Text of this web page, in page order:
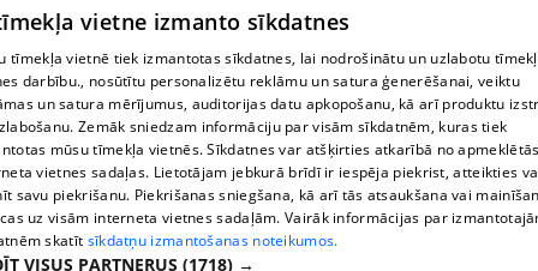
Добавление
комментариев
TВ-программа
Условия договора
360 Ziņu kontakti
Helio Media
vietne izmanto sīkdatnes
tīmekļa vietnē tiek izmantotas sīkdatnes, lai nodrošinātu un uzlabotu
darbību., nosūtītu personalizētu reklāmu un satura ģenerēšanai, veiktu
un satura mērījumus, auditorijas datu apkopošanu, kā arī produktu
Zemāk sniedzam informāciju par visām sīkdatnēm, kuras tiek
mūsu tīmekļa vietnēs. Sīkdatnes var atšķirties atkarībā no
vietnes sadaļas. Lietotājam jebkurā brīdī ir iespēja piekrist, atteikties
savu piekrišanu. Piekrišanas sniegšana, kā arī tās atsaukšana vai
uz visām interneta vietnes sadaļām. Vairāk informācijas par
skatīt sīkdatņu izmantošanas noteikumos.
VISUS PARTNERUS (1718) →